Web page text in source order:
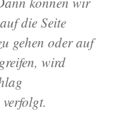
die Seite
gehen oder auf
wird